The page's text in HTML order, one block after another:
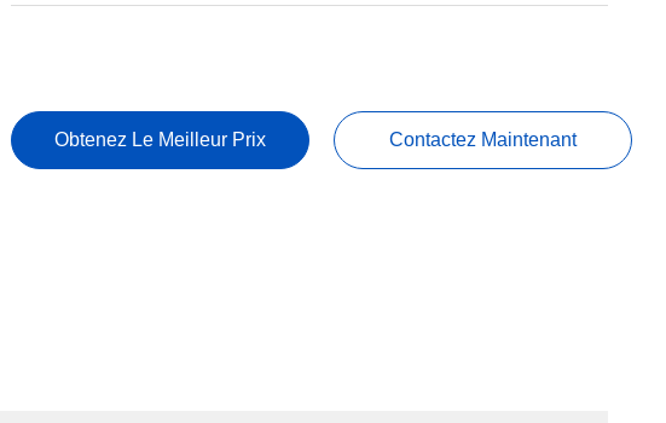
Obtenez Le Meilleur Prix Contactez Maintenant